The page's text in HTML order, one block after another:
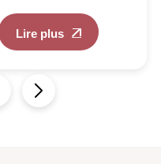
Lire plus